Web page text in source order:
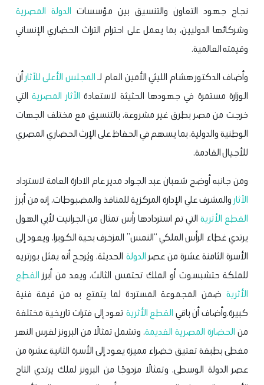
نجاح جهود التعاون والتنسيق بين مؤسسات الدولة المصرية
وشركائها الدوليين، بما يعمل على احترام التراث الحضاري الإنساني
وقيمته العالمية.
وأضاف الدكتور هشام الليثي الأمين العام لـالمجلس الأعلى للآثارأن
الوزارة مستمرة في جهودها الحثيثة لاستعادة الآثار المصريةالتي
خرجت من مصر بطرق غير مشروعة، بالتنسيق مع مختلف الجهات
الوطنية والدولية، بما يسهم في الحفاظ على الإرث الحضاري المصري
للأجيال القادمة.
ومن جانبه أوضح شعبان عبد الجواد مدير عام الادارة العامة لاسترداد
الآثار والمشرف علي الإدارة المركزية للمنافذ والمضبوطات، إنه من أبرز
القطع الأثريةالتي تم استردادها رأس تمثال من الجرانيت لأبي الهول
يرتدي غطاء الرأس الملكي “النمس” المزخرف بحية الكوبرا، ويعود إلى
الأسرة الثامنة عشرة من عصر الدولة الحديثة، ويُرجح أنه يمثل بورتريه
للملكة حتشبسوت أو الملك تحتمس الثالث، ويعد من أبرز القطع
الأثرية ضمن المجموعة المستردة لما يتمتع به من قيمة فنية
كبيرة.وأضاف أن باقي القطع الأثرية تعود إلى فترات تاريخية مختلفة
من الحضارة المصرية القديمة، وتشمل تمثالًا من البرونز لفرس النهر
مغطى بطبقة تعتيق خضراء مميزة يعود إلى الأسرة الثانية عشرة من
عصر الدولة الوسطى، وتمثالًا مزدوجًا من البرونز لملك يرتدي التاج